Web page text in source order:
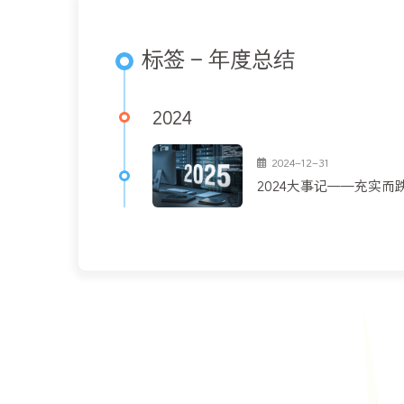
标签 - 年度总结
2024
2024-12-31
2024大事记——充实而